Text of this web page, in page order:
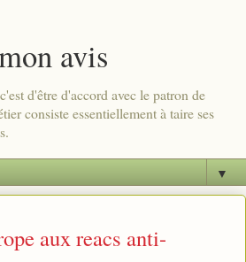
avis
d'être d'accord avec le patron de
consiste essentiellement à taire ses
▼
aux reacs anti-